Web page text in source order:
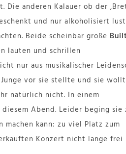
Die anderen Kalauer ob der
und nur alkoholisiert
Beide scheinbar große
lauten und schrillen
nur aus musikalischer
vor sie stellte und sie
natürlich nicht. In einem
Abend. Leider beging sie
machen kann: zu viel Platz zum
Konzert nicht lange frei